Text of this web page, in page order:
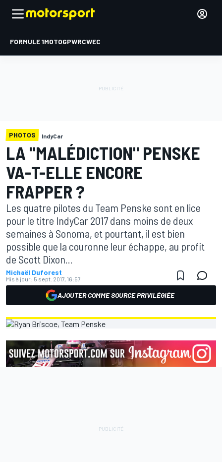
FORMULE 1MOTOGPWRCWEC
PHOTOS IndyCar
LA "MALÉDICTION" PENSKE
VA-T-ELLE ENCORE
FRAPPER ?
Les quatre pilotes du Team Penske sont en lice
pour le titre IndyCar 2017 dans moins de deux
semaines à Sonoma, et pourtant, il est bien
possible que la couronne leur échappe, au profit
de Scott Dixon...
Michaël Duforest
Mis à jour: 5 sept. 2017, 16:57
AJOUTER COMME SOURCE PRIVILÉGIÉE